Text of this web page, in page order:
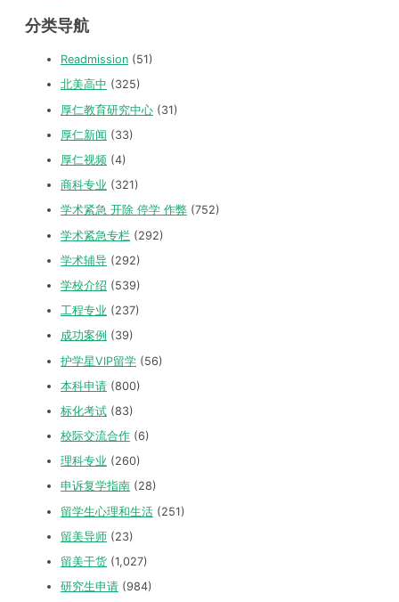
分类导航
Readmission (51)
北美高中 (325)
厚仁教育研究中心 (31)
厚仁新闻 (33)
厚仁视频 (4)
商科专业 (321)
学术紧急 开除 停学 作弊 (752)
学术紧急专栏 (292)
学术辅导 (292)
学校介绍 (539)
工程专业 (237)
成功案例 (39)
护学星VIP留学 (56)
本科申请 (800)
标化考试 (83)
校际交流合作 (6)
理科专业 (260)
申诉复学指南 (28)
留学生心理和生活 (251)
留美导师 (23)
留美干货 (1,027)
研究生申请 (984)